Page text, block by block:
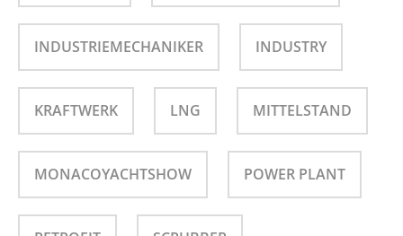
INDUSTRIEMECHANIKER INDUSTRY
KRAFTWERK LNG MITTELSTAND
MONACOYACHTSHOW POWER PLANT